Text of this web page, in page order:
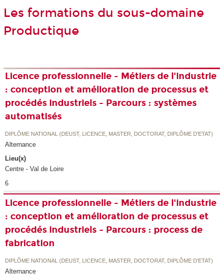
Les formations du sous-domaine
Productique
Licence professionnelle - Métiers de l'industrie
: conception et amélioration de processus et
procédés industriels - Parcours : systèmes
automatisés
DIPLÔME NATIONAL (DEUST, LICENCE, MASTER, DOCTORAT, DIPLÔME D'ETAT)
Alternance
Lieu(x)
Centre - Val de Loire
6
Licence professionnelle - Métiers de l'industrie
: conception et amélioration de processus et
procédés industriels - Parcours : process de
fabrication
DIPLÔME NATIONAL (DEUST, LICENCE, MASTER, DOCTORAT, DIPLÔME D'ETAT)
Alternance